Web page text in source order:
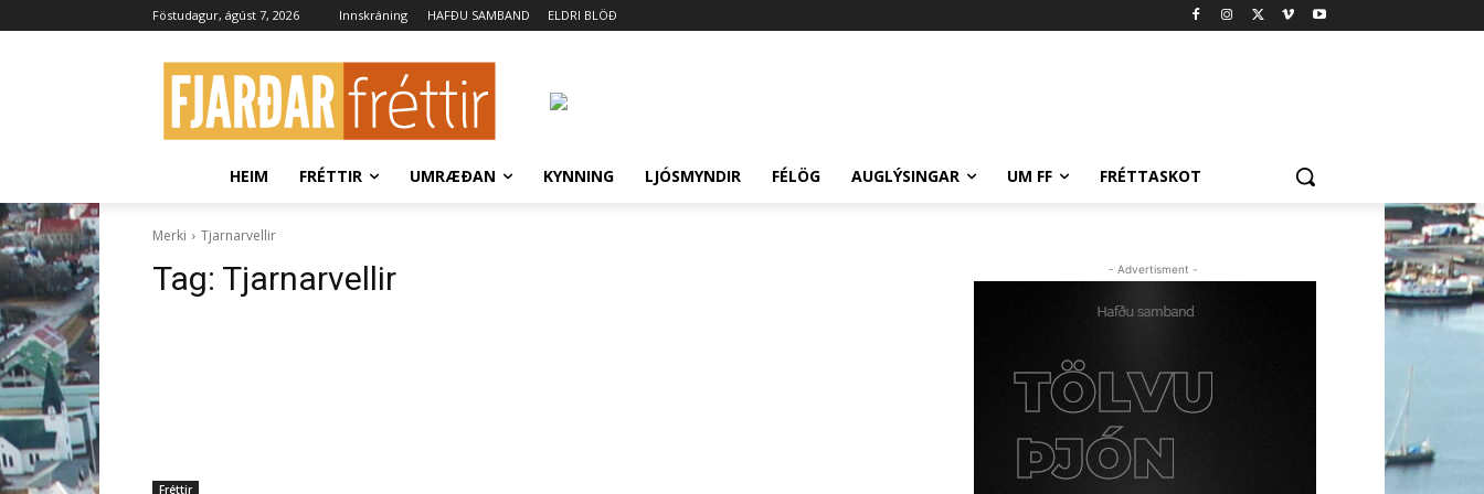
Föstudagur, ágúst 7, 2026 Innskráning HAFÐU SAMBAND ELDRI BLÖÐ
HEIM FRÉTTIR UMRÆÐAN KYNNING LJÓSMYNDIR FÉLÖG AUGLÝSINGAR UM FF FRÉTTASKOT
Merki Tjarnarvellir
Tag: Tjarnarvellir
Fréttir
- Advertisment -